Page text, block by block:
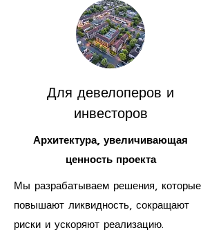
Для девелоперов и
инвесторов
Архитектура, увеличивающая
ценность проекта
Мы разрабатываем решения, которые
повышают ликвидность, сокращают
риски и ускоряют реализацию.